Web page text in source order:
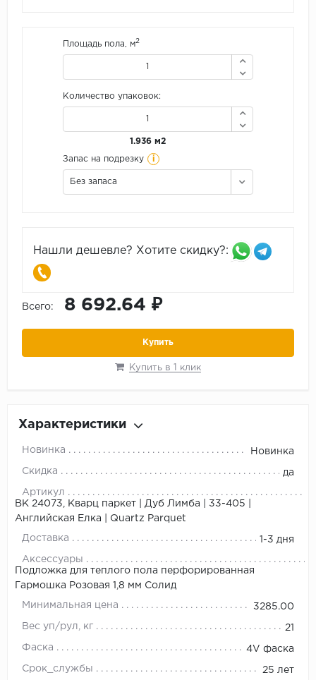
Площадь пола, м2
Количество упаковок:
1.936 м2
Запас на подрезку i
Без запаса
Нашли дешевле? Хотите скидку?:
Всего: 8 692.64 ₽
Купить
Купить в 1 клик
Характеристики
Новинка Новинка
Скидка да
Артикул
ВК 24073, Кварц паркет | Дуб Лимба | 33-405 |
Английская Елка | Quartz Parquet
Доставка 1-3 дня
Аксессуары
Подложка для теплого пола перфорированная
Гармошка Розовая 1,8 мм Солид
Минимальная цена 3285.00
Вес уп/рул, кг 21
Фаска 4V фаска
Срок_службы 25 лет